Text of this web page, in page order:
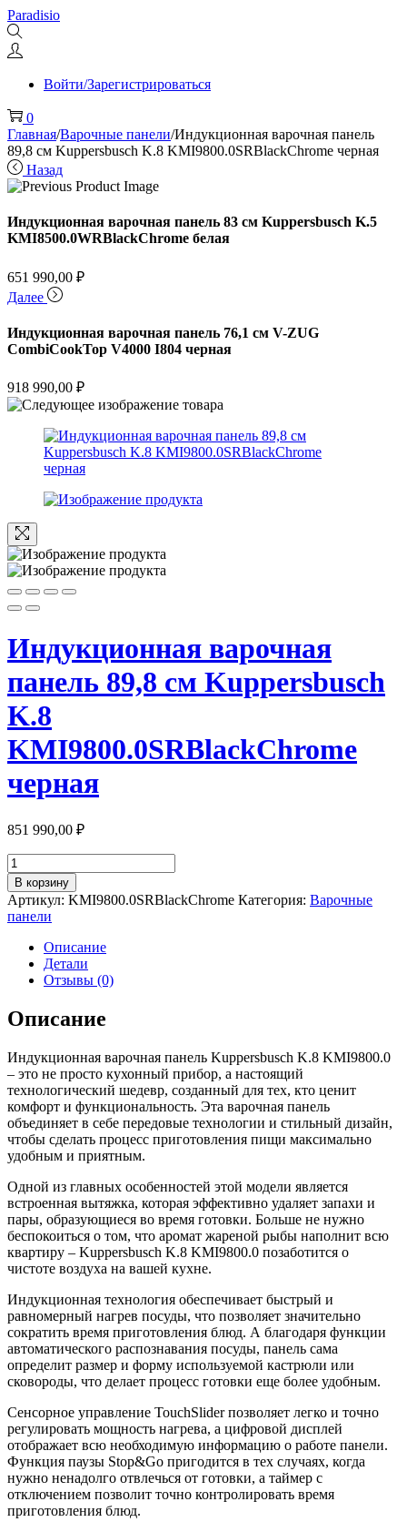
Перейти
к
навигации
Перейти
к
содержимому
Paradisio
Войти/Зарегистрироваться
0
Главная/Варочные панели/Индукционная варочная панель
89,8 см Kuppersbusch K.8 KMI9800.0SRBlackChrome черная
Назад
Индукционная варочная панель 83 см Kuppersbusch K.5
KMI8500.0WRBlackChrome белая
651 990,00 ₽
Далее
Индукционная варочная панель 76,1 см V-ZUG
CombiCookTop V4000 I804 черная
918 990,00 ₽
Индукционная варочная
панель 89,8 см Kuppersbusch
K.8
KMI9800.0SRBlackChrome
черная
851 990,00 ₽
Количество
товара
Индукционная
варочная
панель
89,8
Kuppersbusch
KMI9800.0SRBlackChrome
черная
В корзину
Артикул: KMI9800.0SRBlackChrome Категория: Варочные
панели
Описание
Детали
Отзывы (0)
Описание
Индукционная варочная панель Kuppersbusch K.8 KMI9800.0
– это не просто кухонный прибор, а настоящий
технологический шедевр, созданный для тех, кто ценит
комфорт и функциональность. Эта варочная панель
объединяет в себе передовые технологии и стильный дизайн,
чтобы сделать процесс приготовления пищи максимально
удобным и приятным.
Одной из главных особенностей этой модели является
встроенная вытяжка, которая эффективно удаляет запахи и
пары, образующиеся во время готовки. Больше не нужно
беспокоиться о том, что аромат жареной рыбы наполнит всю
квартиру – Kuppersbusch K.8 KMI9800.0 позаботится о
чистоте воздуха на вашей кухне.
Индукционная технология обеспечивает быстрый и
равномерный нагрев посуды, что позволяет значительно
сократить время приготовления блюд. А благодаря функции
автоматического распознавания посуды, панель сама
определит размер и форму используемой кастрюли или
сковороды, что делает процесс готовки еще более удобным.
Сенсорное управление TouchSlider позволяет легко и точно
регулировать мощность нагрева, а цифровой дисплей
отображает всю необходимую информацию о работе панели.
Функция паузы Stop&Go пригодится в тех случаях, когда
нужно ненадолго отвлечься от готовки, а таймер с
отключением позволит точно контролировать время
приготовления блюд.